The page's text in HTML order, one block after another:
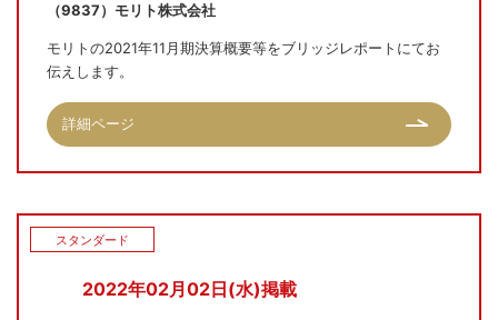
（9837）モリト株式会社
モリトの2021年11月期決算概要等をブリッジレポートにてお
伝えします。
詳細ページ
2022年02月02日(水)掲載
スタンダード